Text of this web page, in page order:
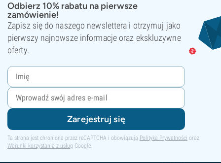
Odbierz 10% rabatu na pierwsze
zamówienie!
Zapisz się do naszego newslettera i otrzymuj jako
pierwszy najnowsze informacje oraz ekskluzywne
oferty.
Zarejestruj się
Ta strona jest chroniona przez reCAPTCHA i obowiązują Polityka Prywatności oraz
Warunki korzystania z usług Google.